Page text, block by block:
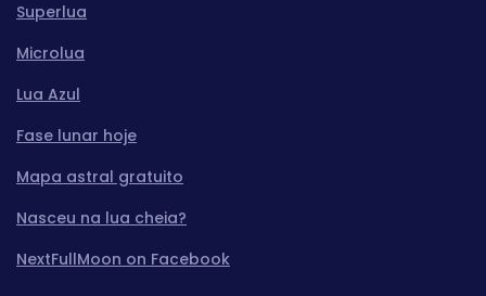
Superlua
Microlua
Lua Azul
Fase lunar hoje
Mapa astral gratuito
Nasceu na lua cheia?
NextFullMoon on Facebook